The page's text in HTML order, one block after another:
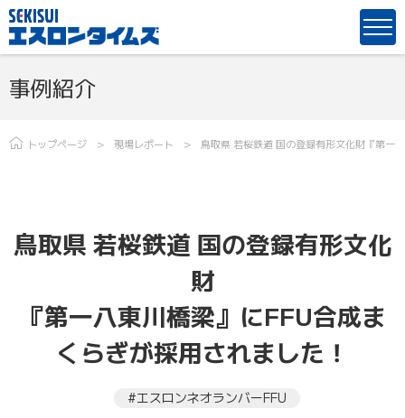
事例紹介
トップページ 現場レポート 鳥取県 若桜鉄道 国の登録有形文化財『第一
鳥取県 若桜鉄道 国の登録有形文化
財
『第一八東川橋梁』にFFU合成ま
くらぎが採用されました！
#エスロンネオランバーFFU